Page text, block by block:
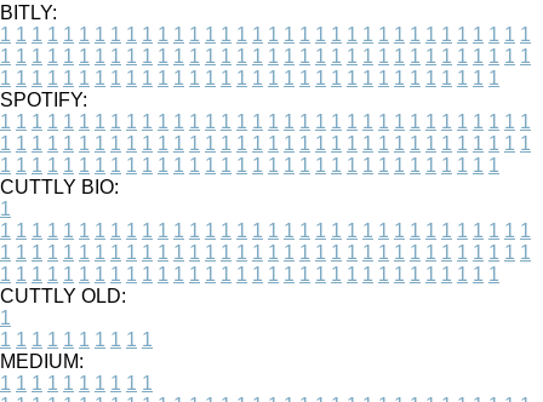
BITLY:
1 1 1 1 1 1 1 1 1 1 1 1 1 1 1 1 1 1 1 1 1 1 1 1 1 1 1 1 1 1 1 1 1 1
1 1 1 1 1 1 1 1 1 1 1 1 1 1 1 1 1 1 1 1 1 1 1 1 1 1 1 1 1 1 1 1 1 1
1 1 1 1 1 1 1 1 1 1 1 1 1 1 1 1 1 1 1 1 1 1 1 1 1 1 1 1 1 1 1 1
SPOTIFY:
1 1 1 1 1 1 1 1 1 1 1 1 1 1 1 1 1 1 1 1 1 1 1 1 1 1 1 1 1 1 1 1 1 1
1 1 1 1 1 1 1 1 1 1 1 1 1 1 1 1 1 1 1 1 1 1 1 1 1 1 1 1 1 1 1 1 1 1
1 1 1 1 1 1 1 1 1 1 1 1 1 1 1 1 1 1 1 1 1 1 1 1 1 1 1 1 1 1 1 1
CUTTLY BIO:
1
1 1 1 1 1 1 1 1 1 1 1 1 1 1 1 1 1 1 1 1 1 1 1 1 1 1 1 1 1 1 1 1 1 1
1 1 1 1 1 1 1 1 1 1 1 1 1 1 1 1 1 1 1 1 1 1 1 1 1 1 1 1 1 1 1 1 1 1
1 1 1 1 1 1 1 1 1 1 1 1 1 1 1 1 1 1 1 1 1 1 1 1 1 1 1 1 1 1 1 1
CUTTLY OLD:
1
1 1 1 1 1 1 1 1 1 1
MEDIUM:
1 1 1 1 1 1 1 1 1 1